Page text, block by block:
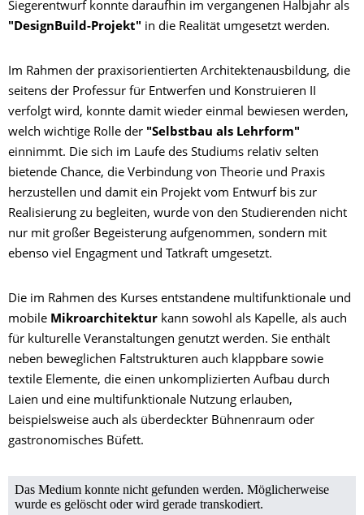
Siegerentwurf konnte daraufhin im vergangenen Halbjahr als
"DesignBuild-Projekt" in die Realität umgesetzt werden.
Im Rahmen der praxisorientierten Architektenausbildung, die
seitens der Professur für Entwerfen und Konstruieren II
verfolgt wird, konnte damit wieder einmal bewiesen werden,
welch wichtige Rolle der "Selbstbau als Lehrform"
einnimmt. Die sich im Laufe des Studiums relativ selten
bietende Chance, die Verbindung von Theorie und Praxis
herzustellen und damit ein Projekt vom Entwurf bis zur
Realisierung zu begleiten, wurde von den Studierenden nicht
nur mit großer Begeisterung aufgenommen, sondern mit
ebenso viel Engagment und Tatkraft umgesetzt.
Die im Rahmen des Kurses entstandene multifunktionale und
mobile Mikroarchitektur kann sowohl als Kapelle, als auch
für kulturelle Veranstaltungen genutzt werden. Sie enthält
neben beweglichen Faltstrukturen auch klappbare sowie
textile Elemente, die einen unkomplizierten Aufbau durch
Laien und eine multifunktionale Nutzung erlauben,
beispielsweise auch als überdeckter Bühnenraum oder
gastronomisches Büfett.